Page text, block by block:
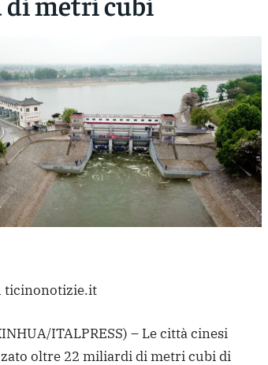
ticinonotizie.it
ITALPRESS) – Le città cinesi
oltre 22 miliardi di metri cubi di